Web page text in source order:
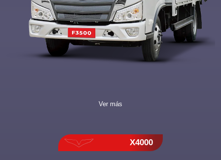
Ver más
X4000